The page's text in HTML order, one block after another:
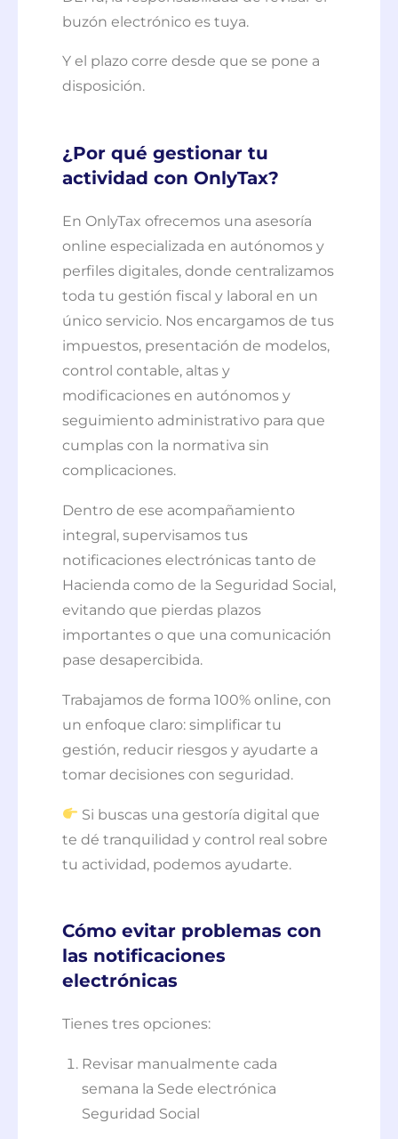
buzón electrónico es tuya.
Y el plazo corre desde que se pone a
disposición.
¿Por qué gestionar tu
actividad con OnlyTax?
En OnlyTax ofrecemos una asesoría
online especializada en autónomos y
perfiles digitales, donde centralizamos
toda tu gestión fiscal y laboral en un
único servicio. Nos encargamos de tus
impuestos, presentación de modelos,
control contable, altas y
modificaciones en autónomos y
seguimiento administrativo para que
cumplas con la normativa sin
complicaciones.
Dentro de ese acompañamiento
integral, supervisamos tus
notificaciones electrónicas tanto de
Hacienda como de la Seguridad Social,
evitando que pierdas plazos
importantes o que una comunicación
pase desapercibida.
Trabajamos de forma 100% online, con
un enfoque claro: simplificar tu
gestión, reducir riesgos y ayudarte a
tomar decisiones con seguridad.
Si buscas una gestoría digital que
te dé tranquilidad y control real sobre
tu actividad, podemos ayudarte.
Cómo evitar problemas con
las notificaciones
electrónicas
Tienes tres opciones:
Revisar manualmente cada
semana la Sede electrónica
Seguridad Social